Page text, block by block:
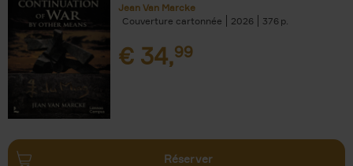
Jean Van Marcke
Couverture cartonnée
2026 376
€ 34,99
Réserver